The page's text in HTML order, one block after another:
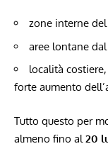
zone interne
aree lontane
località
forte aumento
Tutto questo per
almeno fino al 20